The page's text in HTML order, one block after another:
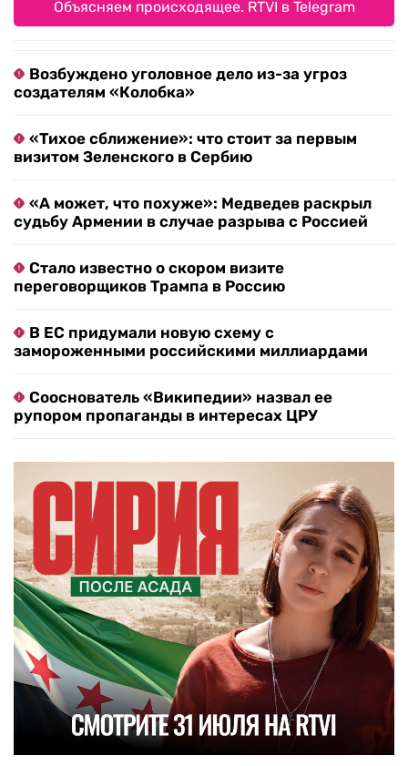
Объясняем происходящее. RTVI в Telegram
Возбуждено уголовное дело из-за угроз
создателям «Колобка»
«Тихое сближение»: что стоит за первым
визитом Зеленского в Сербию
«А может, что похуже»: Медведев раскрыл
судьбу Армении в случае разрыва с Россией
Стало известно о скором визите
переговорщиков Трампа в Россию
В ЕС придумали новую схему с
замороженными российскими миллиардами
Сооснователь «Википедии» назвал ее
рупором пропаганды в интересах ЦРУ